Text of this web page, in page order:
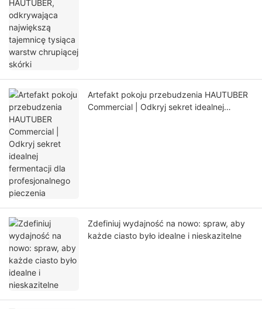
Artefakt pokoju przebudzenia HAUTUBER
Commercial | Odkryj sekret idealnej
Zdefiniuj wydajność na nowo: spraw, aby
każde ciasto było idealne i nieskazitelne